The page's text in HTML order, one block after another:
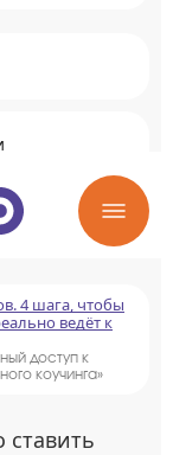
4 шага, чтобы
ведёт к
доступ к
коучинга»
ставить